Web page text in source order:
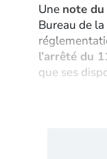
Une note
Bureau de
l’arrêté du
que ses